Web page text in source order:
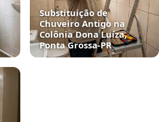
Substituição de
Chuveiro Antigo na
Colônia Dona Luíza,
Ponta Grossa‑PR